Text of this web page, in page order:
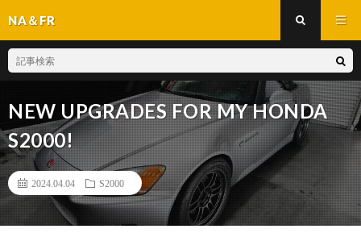
NA＆FR
NEW UPGRADES FOR MY HONDA
S2000!
2024.04.04 S2000